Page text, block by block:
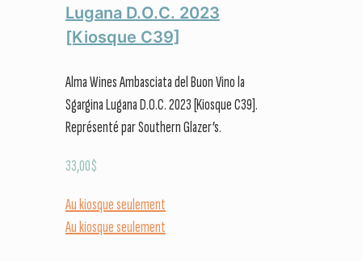
Lugana D.O.C. 2023
[Kiosque C39]
Alma Wines Ambasciata del Buon Vino la
Sgargina Lugana D.O.C. 2023 [Kiosque C39].
Représenté par Southern Glazer’s.
33,00$
Au kiosque seulement
Au kiosque seulement